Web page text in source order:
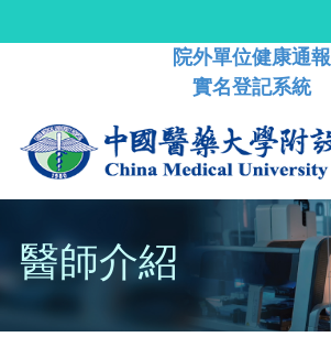
院外單位健康通報
實名登記系統
醫師介紹